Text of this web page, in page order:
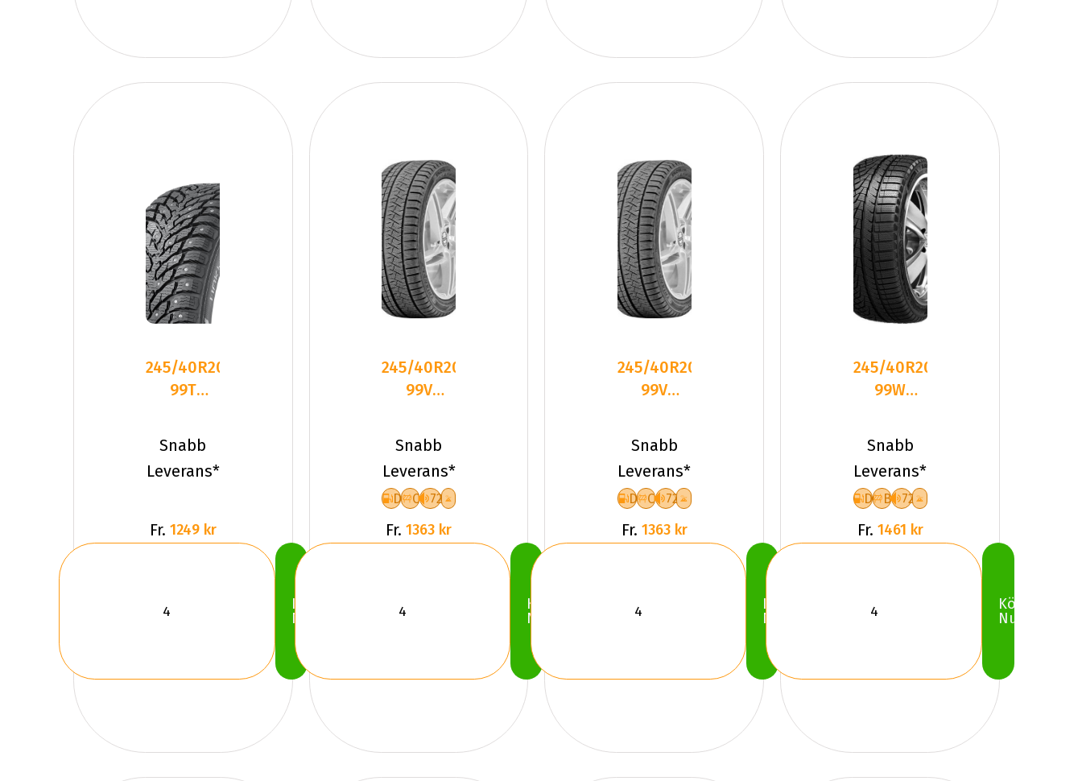
245/40R20
99T
HKPL 9
XL
Dubbat
Snabb
Leverans*
Fr. 1249 kr
Köp
Nu
245/40R20
99V
PL02 XL
Friktion
2025
Snabb
Leverans*
D C 72
Fr. 1363 kr
Köp
Nu
245/40R20
99V
PL02 XL
Friktion
2025
Snabb
Leverans*
D C 72
Fr. 1363 kr
Köp
Nu
245/40R20
99W
BLAZER
Alpine
Snabb
Leverans*
D B 72
Fr. 1461 kr
Köp
Nu